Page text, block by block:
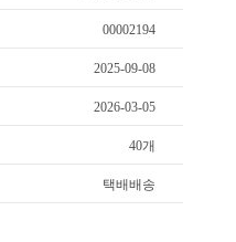
00002194
2025-09-08
2026-03-05
40개
택배배송